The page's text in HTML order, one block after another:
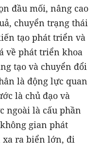
đầu mối, nâng cao
chuyển trạng thái
tạo phát triển và
về phát triển khoa
tạo và chuyển đổi
là động lực quan
là chủ đạo và
ngoài là cấu phần
gian phát
ra biển lớn, đi